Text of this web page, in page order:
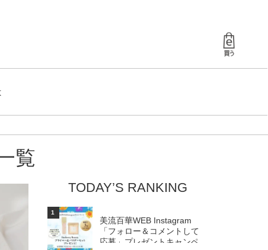
覧
TODAY’S RANKING
1
美流百華WEB Instagram
「フォロー＆コメントして
応募」プレゼントキャンペ